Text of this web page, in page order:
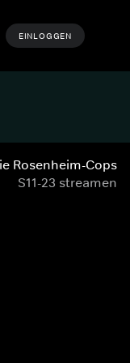
EINLOGGEN
Rosenheim-Cops
S11-23 streamen